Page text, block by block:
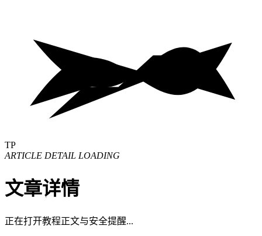
TP
ARTICLE DETAIL LOADING
文章详情
正在打开教程正文与安全提醒...